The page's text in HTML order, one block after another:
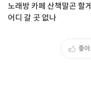
노래방 카페 산책말곤 할
어디 갈 곳 없나
좋